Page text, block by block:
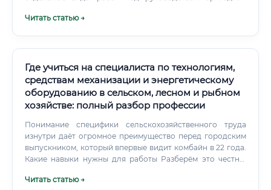
Плотник / Мастер-универсал 4-5 разряда:
Читать статью →
Где учиться на специалиста по технологиям,
средствам механизации и энергетическому
оборудованию в сельском, лесном и рыбном
хозяйстве: полный разбор профессии
Понимание специфики сельскохозяйственного труда
изнутри даёт огромное преимущество перед городским
выпускником, который впервые видит комбайн в 22 года.
Какие навыки нужны для работы Разберём это честно,
конкретные компетенции.
Читать статью →